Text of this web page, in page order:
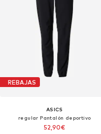
REBAJAS
ASICS
regular Pantalón deportivo
52,90€